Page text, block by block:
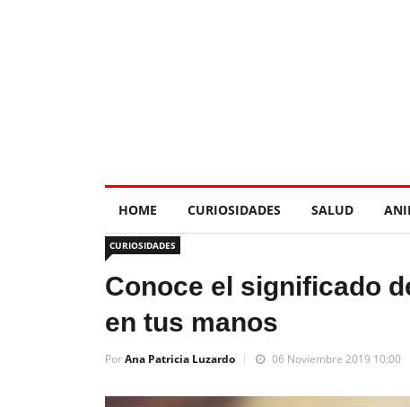
HOME CURIOSIDADES SALUD
CURIOSIDADES
Conoce el significado
en tus manos
PorAna Patricia Luzardo 06 Noviembre 2019 10:00